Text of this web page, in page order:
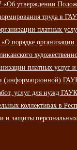
утверждении
труда в
платных
порядке
платных услуг
(информационной)
услуг для нужд
коллективах в
и защиты